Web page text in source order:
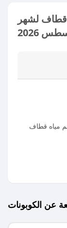
قطاف لشهر
2026
مياه قطاف
عن الكوبونات